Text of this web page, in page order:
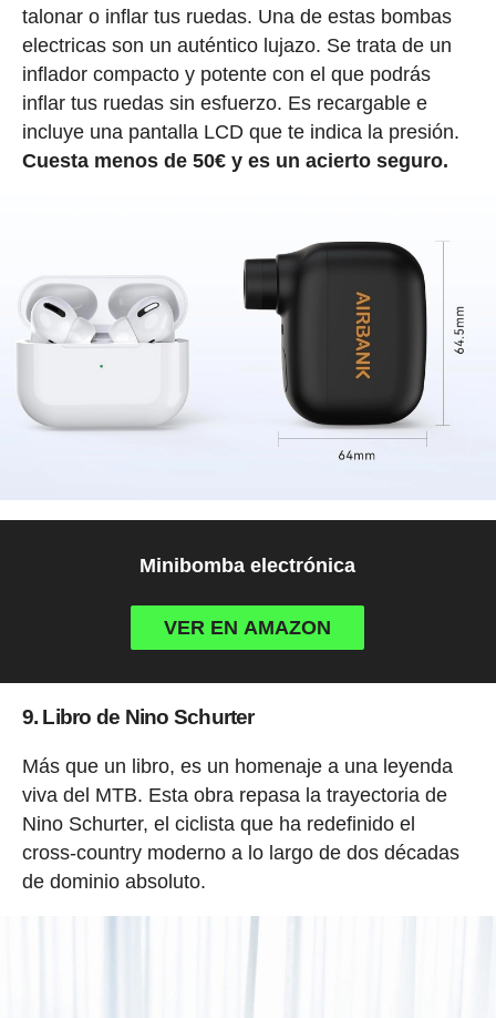
talonar o inflar tus ruedas. Una de estas bombas
electricas son un auténtico lujazo. Se trata de un
inflador compacto y potente con el que podrás
inflar tus ruedas sin esfuerzo. Es recargable e
incluye una pantalla LCD que te indica la presión.
Cuesta menos de 50€ y es un acierto seguro.
Minibomba electrónica
VER EN AMAZON
9. Libro de Nino Schurter
Más que un libro, es un homenaje a una leyenda
viva del MTB. Esta obra repasa la trayectoria de
Nino Schurter, el ciclista que ha redefinido el
cross-country moderno a lo largo de dos décadas
de dominio absoluto.